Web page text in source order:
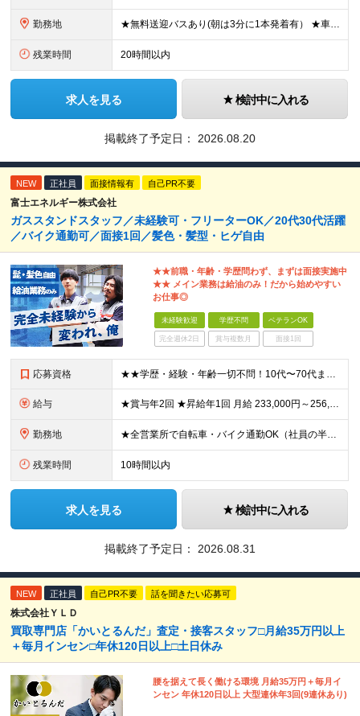
勤務地 ★無料送迎バスあり(朝は3分に1本発着有） ★車・バイク・自転車通勤OK 神奈川県横須賀市夏島町19番地 ※自動車・バイク通勤に関しては駐車場の空き状況による (変更の範囲)上記を除く当社関連勤
残業時間 20時間以内
求人を見る 検討中に入れる
掲載終了予定日： 2026.08.20
NEW 正社員 面接情報有 自己PR不要
富士エネルギー株式会社
ガススタンドスタッフ／未経験可・フリーターOK／20代30代活躍
／バイク通勤可／面接1回／髪色・髪型・ヒゲ自由
★★前職・年齢・学歴問わず、まずは面接実施中
★★ メイン業務は給油のみ！だから始めやすい
お仕事◎
未経験歓迎 学歴不問 ベテランOK
完全週休2日 賞与複数月 面接1回
応募資格 ★★学歴・経験・年齢一切不問！10代〜70代まで活躍中★★ ■未経験歓迎 ■第二新卒歓迎・ブランクOK 人物重視の採用です！元気な挨拶ができる方、安定した環境で長く働きたい方を歓迎します。
給与 ★賞与年2回 ★昇給年1回 月給 233,000円～256,000円 +（各種手当）+（賞与年2回） ※経験、能力等を考慮の上、決定！月収30万円以上も可能です ※経験者の方は優遇します ※3ヶ月の
勤務地 ★全営業所で自転車・バイク通勤OK（社員の半数がバイクで通勤） 【目黒営業所】 東京都目黒区目黒1-24-2 【五反田営業所】 東京都品川区大崎5-1-2 【中野営業所 新宿スタンド】 東京都中
残業時間 10時間以内
求人を見る 検討中に入れる
掲載終了予定日： 2026.08.31
NEW 正社員 自己PR不要 話を聞きたい応募可
株式会社ＹＬＤ
買取専⾨店「かいとるんだ」査定・接客スタッフ□⽉給35万円以上
＋毎⽉インセン□年休120日以上□土日休み
腰を据えて⻑く働ける環境 ⽉給35万円＋毎⽉イ
ンセン 年休120⽇以上 ⼤型連休年3回(9連休あり)